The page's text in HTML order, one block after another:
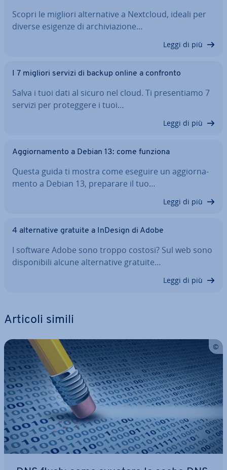
Scopri le migliori al­ter­na­ti­ve a Nextcloud, ideali per
diverse esigenze di ar­chi­via­zio­ne…
Leggi di più
I 7 migliori servizi di backup online a confronto
Salva i tuoi dati al sicuro nel cloud. Ti pre­sen­tia­mo 7
servizi per pro­teg­ge­re i tuoi…
Leggi di più
Ag­gior­na­men­to a Debian 13: come funziona
Questa guida ti mostra come eseguire un ag­gior­na­
men­to a Debian 13, preparare il tuo…
Leggi di più
4 al­ter­na­ti­ve gratuite a InDesign di Adobe
I software Adobe sono troppo costosi? Sul web sono
di­spo­ni­bi­li alcune al­ter­na­ti­ve gratuite…
Leggi di più
Articoli simili